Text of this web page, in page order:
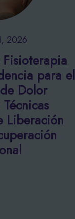
2026
para el
Dolor
Liberación